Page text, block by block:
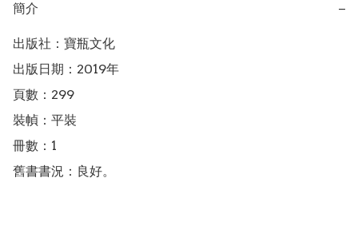
簡介 −
出版社：寶瓶文化
出版日期：2019年
頁數：299
裝幀：平裝
冊數：1
舊書書況：良好。